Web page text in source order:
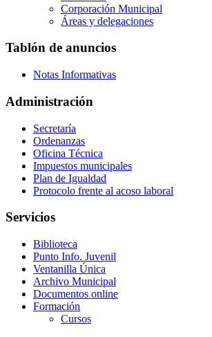
Corporación Municipal
Áreas y delegaciones
Tablón de anuncios
Notas Informativas
Administración
Secretaría
Ordenanzas
Oficina Técnica
Impuestos municipales
Plan de Igualdad
Protocolo frente al acoso laboral
Servicios
Biblioteca
Punto Info. Juvenil
Ventanilla Única
Archivo Municipal
Documentos online
Formación
Cursos